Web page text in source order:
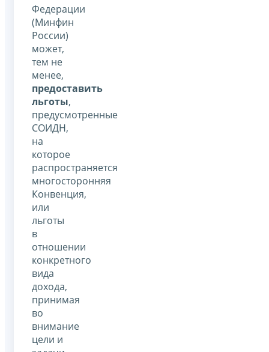
Федерации
(Минфин
России)
может,
тем не
менее,
предоставить
льготы,
предусмотренные
СОИДН,
на
которое
распространяется
многосторонняя
Конвенция,
или
льготы
в
отношении
конкретного
вида
дохода,
принимая
во
внимание
цели и